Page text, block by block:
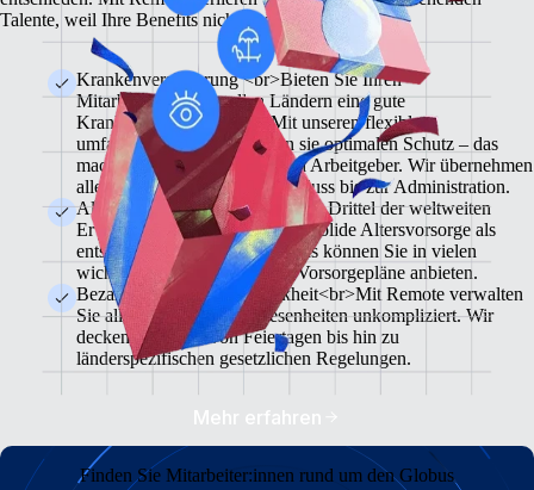
Talente, weil Ihre Benefits nicht überzeugen.
Krankenversicherung <br>Bieten Sie Ihren
Mitarbeiter:innen in allen Ländern eine gute
Krankenversicherung an. Mit unseren flexiblen,
umfassenden Plänen erhalten sie optimalen Schutz – das
macht Sie zu einem attraktiven Arbeitgeber. Wir übernehmen
alles, vom Versicherungsabschluss bis zur Administration.
Altersvorsorge<br>Nahezu zwei Drittel der weltweiten
Erwerbstätigen betrachten eine solide Altersvorsorge als
entscheidenden Benefit. Mit uns können Sie in vielen
wichtigen Märkten attraktive Vorsorgepläne anbieten.
Bezahlter Urlaub und Krankheit<br>Mit Remote verwalten
Sie alle Formen von Abwesenheiten unkompliziert. Wir
decken alles ab – von Feiertagen bis hin zu
länderspezifischen gesetzlichen Regelungen.
Mehr erfahren
Finden Sie Mitarbeiter:innen rund um den Globus